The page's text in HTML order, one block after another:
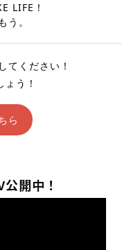
LIFE！
う。
てください！
う！
ら
開中！